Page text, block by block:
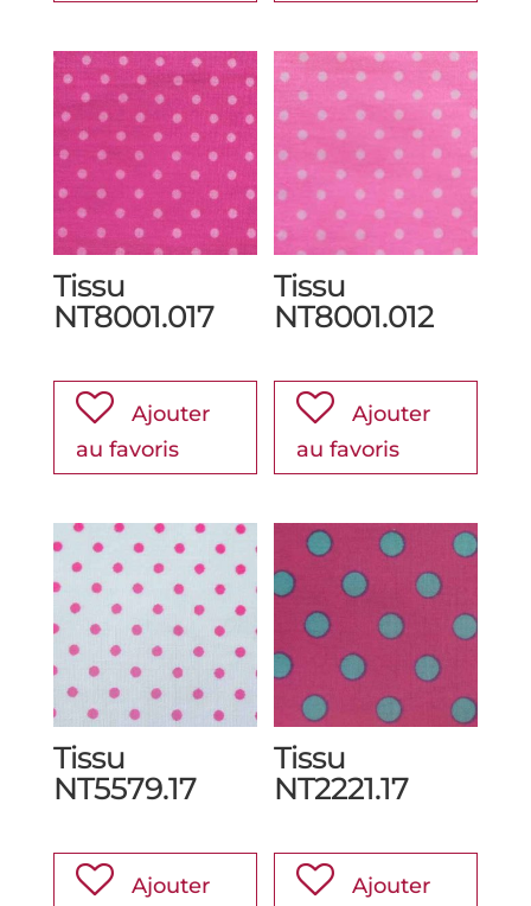
Tissu
NT8001.017
Ajouter
au favoris
Tissu
NT8001.012
Ajouter
au favoris
Tissu
NT5579.17
Ajouter
Tissu
NT2221.17
Ajouter